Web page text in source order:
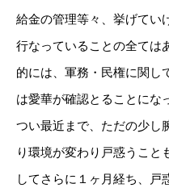
給金の管理等々、挙げてい
行なっていることの全ては
的には、軍務・民権に関し
は愛華が確認とることにな
つい最近まで、ただの少し
り環境が変わり戸惑うこと
してさらに１ヶ月経ち、戸